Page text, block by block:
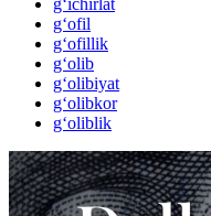
g‘ichirlat
g‘ofil
g‘ofillik
g‘olib
g‘olibiyat
g‘olibkor
g‘oliblik